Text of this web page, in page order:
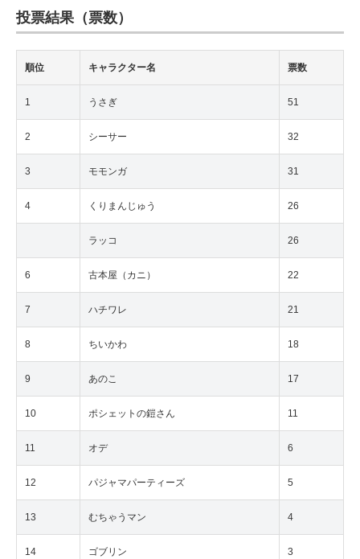
投票結果（票数）
順位 キャラクター名 票数
1 うさぎ 51
2 シーサー 32
3 モモンガ 31
4 くりまんじゅう 26
ラッコ 26
6 古本屋（カニ） 22
7 ハチワレ 21
8 ちいかわ 18
9 あのこ 17
10 ポシェットの鎧さん 11
11 オデ 6
12 パジャマパーティーズ 5
13 むちゃうマン 4
14 ゴブリン 3